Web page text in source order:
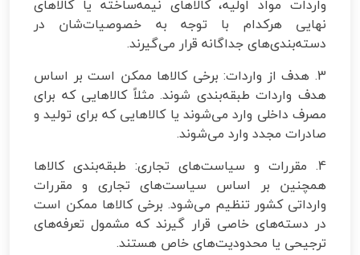
واردات مواد اولیه، کالاهای نیمه‌ساخته یا کالاهای
نهایی هرکدام با توجه به خصوصیات‌شان در
دسته‌بندی‌های جداگانه قرار می‌گیرند.
3. هدف از واردات: برخی کالاها ممکن است بر اساس
هدف واردات طبقه‌بندی شوند. مثلاً کالاهایی که برای
مصرف داخلی وارد می‌شوند یا کالاهایی که برای تولید و
صادرات مجدد وارد می‌شوند.
4. مقررات و سیاست‌های تجاری: طبقه‌بندی کالاها
همچنین بر اساس سیاست‌های تجاری و مقررات
وارداتی کشور تنظیم می‌شود. برخی کالاها ممکن است
در دسته‌های خاصی قرار گیرند که مشمول تعرفه‌های
ترجیحی یا محدودیت‌های خاص هستند.